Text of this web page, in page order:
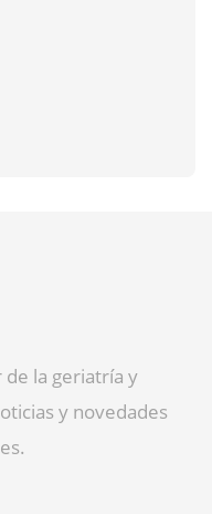
de la geriatría y
y novedades